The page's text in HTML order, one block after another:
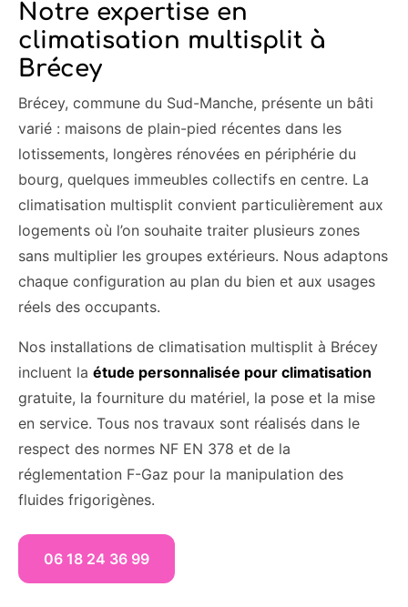
Notre expertise en
climatisation multisplit à
Brécey
Brécey, commune du Sud-Manche, présente un bâti
varié : maisons de plain-pied récentes dans les
lotissements, longères rénovées en périphérie du
bourg, quelques immeubles collectifs en centre. La
climatisation multisplit convient particulièrement aux
logements où l’on souhaite traiter plusieurs zones
sans multiplier les groupes extérieurs. Nous adaptons
chaque configuration au plan du bien et aux usages
réels des occupants.
Nos installations de climatisation multisplit à Brécey
incluent la étude personnalisée pour climatisation
gratuite, la fourniture du matériel, la pose et la mise
en service. Tous nos travaux sont réalisés dans le
respect des normes NF EN 378 et de la
réglementation F-Gaz pour la manipulation des
fluides frigorigènes.
06 18 24 36 99